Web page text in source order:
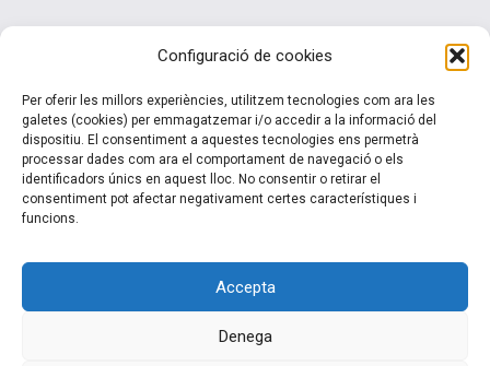
Configuració de cookies
Per oferir les millors experiències, utilitzem tecnologies com ara les
galetes (cookies) per emmagatzemar i/o accedir a la informació del
dispositiu. El consentiment a aquestes tecnologies ens permetrà
processar dades com ara el comportament de navegació o els
identificadors únics en aquest lloc. No consentir o retirar el
consentiment pot afectar negativament certes característiques i
funcions.
Accepta
Denega
Telèfon: (+34) 937 361 100
clubinternacionalitzacio@cecot.org.